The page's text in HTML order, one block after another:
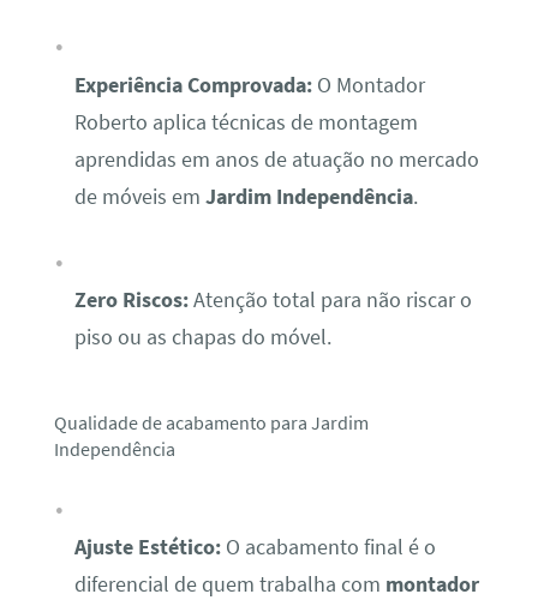
Experiência Comprovada:O Montador
Roberto aplica técnicas de montagem
aprendidas em anos de atuação no mercado
de móveis em Jardim Independência.
Zero Riscos:Atenção total para não riscar o
piso ou as chapas do móvel.
Qualidade de acabamento para Jardim
Independência
Ajuste Estético:O acabamento final é o
diferencial de quem trabalha com montador